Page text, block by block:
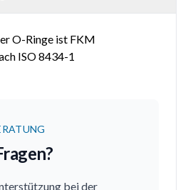
O-Ringe ist FKM
ISO 8434-1
bei der